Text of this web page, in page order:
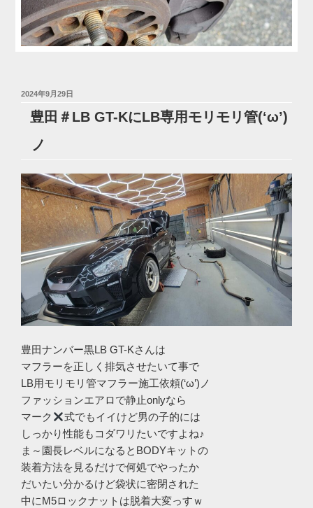
投
2024年9月29日
豊田＃LB GT-KにLB専用モリモリ管(‘ω’)
ノ
豊田ナンバー黒LB GT-Kさんは
マフラーを正しく排気させたいて事で
LB用モリモリ管マフラー施工依頼(‘ω’)ノ
ファッションエアロで静止onlyなら
マーク
式でもイイけど男の子的には
しっかり性能もコダワリたいですよね♪
ま～園長レベルになるとBODYキットの
装着方法を見るだけで何処でやったか
だいたい分かるけど袋状に密閉された
中にM5ロックナットは脱着大変っすｗ